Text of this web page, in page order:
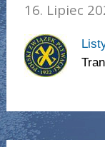
16. Lipiec